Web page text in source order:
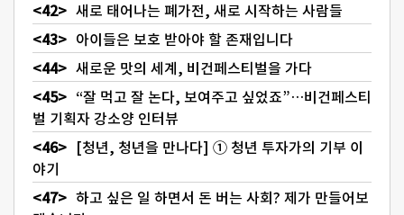
새로 태어나는 폐가전, 새로 시작하는 사람들
아이들은 보호 받아야 할 존재입니다
새로운 맛의 세계, 비건페스티벌을 가다
“잘 먹고 잘 논다, 보여주고 싶었죠”…비건페스티
벌 기획자 강소양 인터뷰
[청년, 청년을 만나다] ① 청년 투자가의 기부 이
야기
하고 싶은 일 하면서 돈 버는 사회? 제가 만들어보